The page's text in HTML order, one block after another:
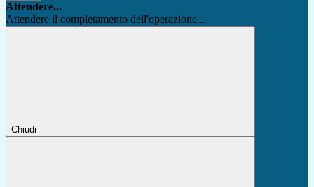
Attendere...
Attendere il completamento dell'operazione...
Chiudi